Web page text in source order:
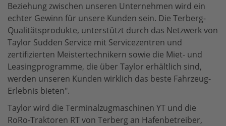
Beziehung zwischen unseren Unternehmen wird ein
echter Gewinn für unsere Kunden sein. Die Terberg-
Qualitätsprodukte, unterstützt durch das Netzwerk von
Taylor Sudden Service mit Servicezentren und
zertifizierten Meistertechnikern sowie die Miet- und
Leasingprogramme, die über Taylor erhältlich sind,
werden unseren Kunden wirklich das beste Fahrzeug-
Erlebnis bieten".
Taylor wird die Terminalzugmaschinen YT und die
RoRo-Traktoren RT von Terberg an Hafenbetreiber,